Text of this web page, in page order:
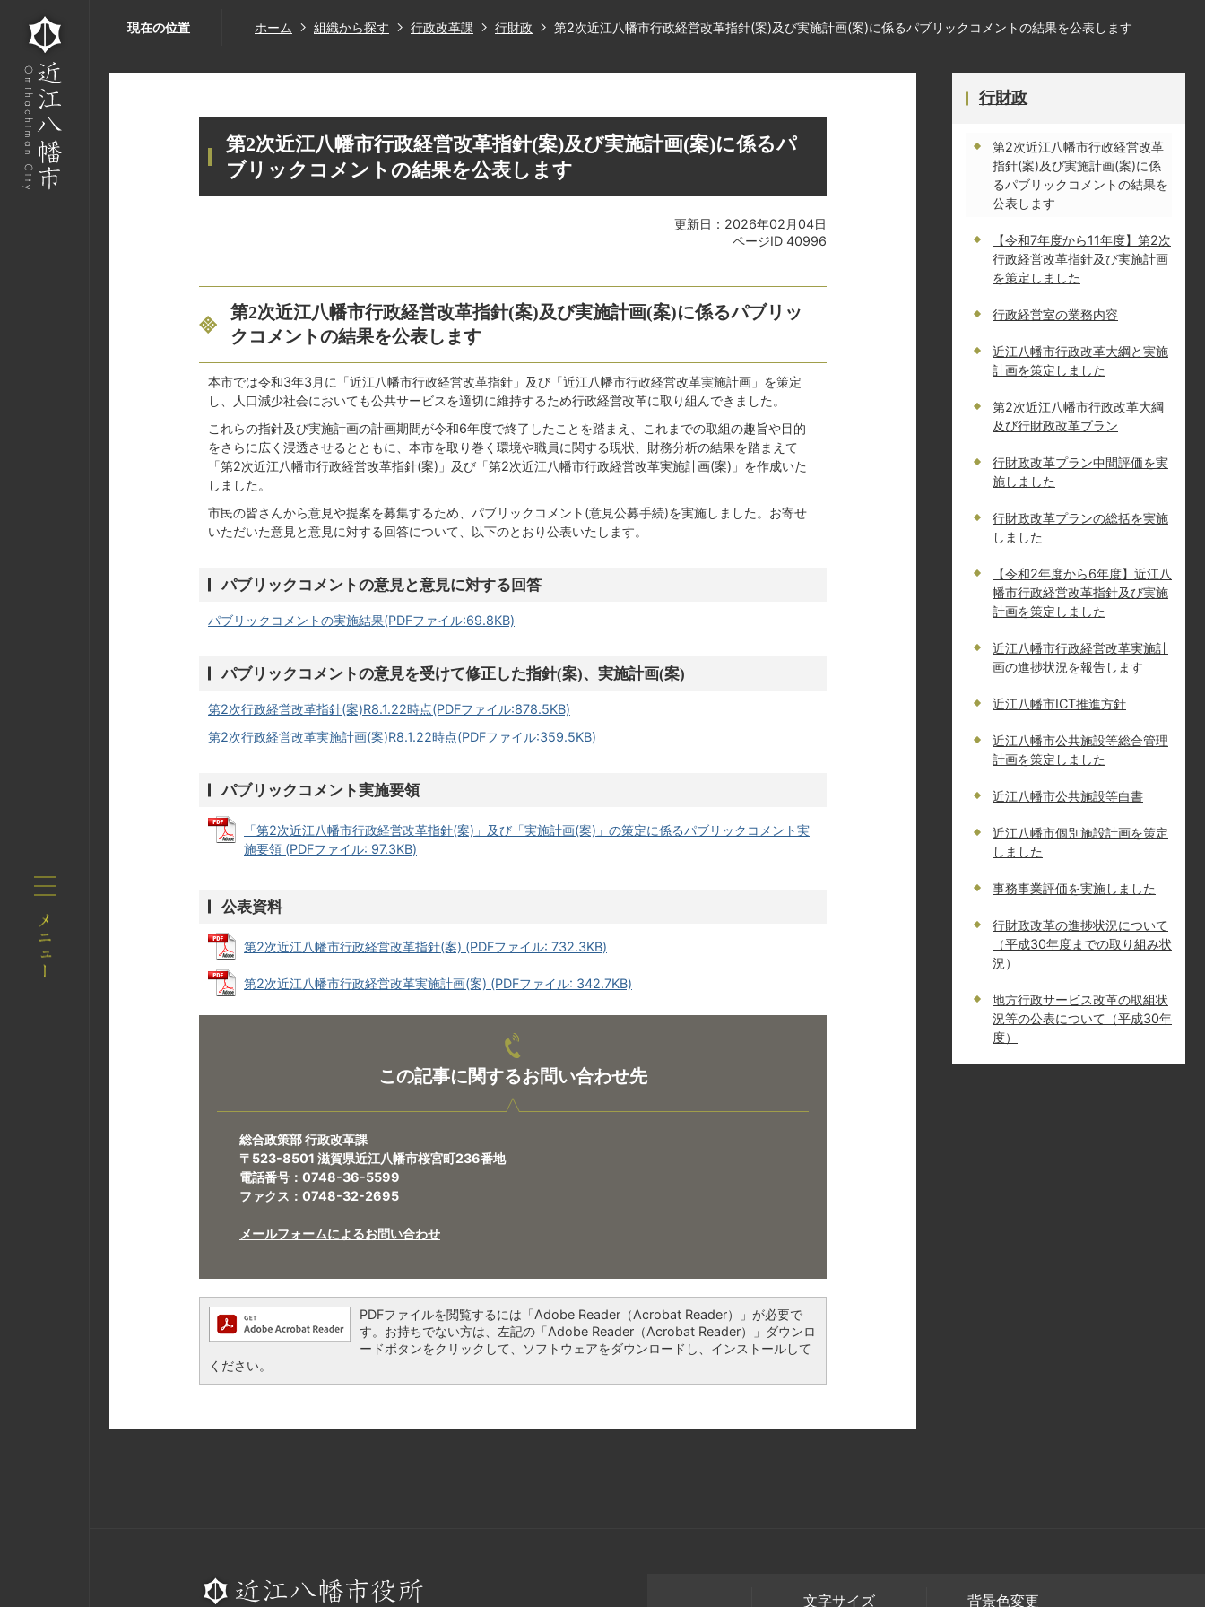
現在の位置 ホーム 組織から探す 行政改革課 行財政 第2次近江八幡市行政経営改革指針(案)及び実施計画(案)に係るパブリックコメントの結果を公表します
第2次近江八幡市行政経営改革指針(案)及び実施計画(案)に係るパ
ブリックコメントの結果を公表します
更新日：2026年02月04日
ページID 40996
第2次近江八幡市行政経営改革指針(案)及び実施計画(案)に係るパブリッ
クコメントの結果を公表します
本市では令和3年3月に「近江八幡市行政経営改革指針」及び「近江八幡市行政経営改革実施計画」を策定
し、人口減少社会においても公共サービスを適切に維持するため行政経営改革に取り組んできました。
これらの指針及び実施計画の計画期間が令和6年度で終了したことを踏まえ、これまでの取組の趣旨や目的
をさらに広く浸透させるとともに、本市を取り巻く環境や職員に関する現状、財務分析の結果を踏まえて
「第2次近江八幡市行政経営改革指針(案)」及び「第2次近江八幡市行政経営改革実施計画(案)」を作成いた
しました。
市民の皆さんから意見や提案を募集するため、パブリックコメント(意見公募手続)を実施しました。お寄せ
いただいた意見と意見に対する回答について、以下のとおり公表いたします。
パブリックコメントの意見と意見に対する回答
パブリックコメントの実施結果(PDFファイル:69.8KB)
パブリックコメントの意見を受けて修正した指針(案)、実施計画(案)
第2次行政経営改革指針(案)R8.1.22時点(PDFファイル:878.5KB)
第2次行政経営改革実施計画(案)R8.1.22時点(PDFファイル:359.5KB)
パブリックコメント実施要領
「第2次近江八幡市行政経営改革指針(案)」及び「実施計画(案)」の策定に係るパブリックコメント実
施要領 (PDFファイル: 97.3KB)
公表資料
第2次近江八幡市行政経営改革指針(案) (PDFファイル: 732.3KB)
第2次近江八幡市行政経営改革実施計画(案) (PDFファイル: 342.7KB)
この記事に関するお問い合わせ先
総合政策部 行政改革課
〒523-8501 滋賀県近江八幡市桜宮町236番地
電話番号：0748-36-5599
ファクス：0748-32-2695
メールフォームによるお問い合わせ
PDFファイルを閲覧するには「Adobe Reader（Acrobat Reader）」が必要で
す。お持ちでない方は、左記の「Adobe Reader（Acrobat Reader）」ダウンロ
ードボタンをクリックして、ソフトウェアをダウンロードし、インストールして
ください。
行財政
第2次近江八幡市行政経営改革
指針(案)及び実施計画(案)に係
るパブリックコメントの結果を
公表します
【令和7年度から11年度】第2次
行政経営改革指針及び実施計画
を策定しました
行政経営室の業務内容
近江八幡市行政改革大綱と実施
計画を策定しました
第2次近江八幡市行政改革大綱
及び行財政改革プラン
行財政改革プラン中間評価を実
施しました
行財政改革プランの総括を実施
しました
【令和2年度から6年度】近江八
幡市行政経営改革指針及び実施
計画を策定しました
近江八幡市行政経営改革実施計
画の進捗状況を報告します
近江八幡市ICT推進方針
近江八幡市公共施設等総合管理
計画を策定しました
近江八幡市公共施設等白書
近江八幡市個別施設計画を策定
しました
事務事業評価を実施しました
行財政改革の進捗状況について
（平成30年度までの取り組み状
況）
地方行政サービス改革の取組状
況等の公表について（平成30年
度）
文字サイズ 背景色変更